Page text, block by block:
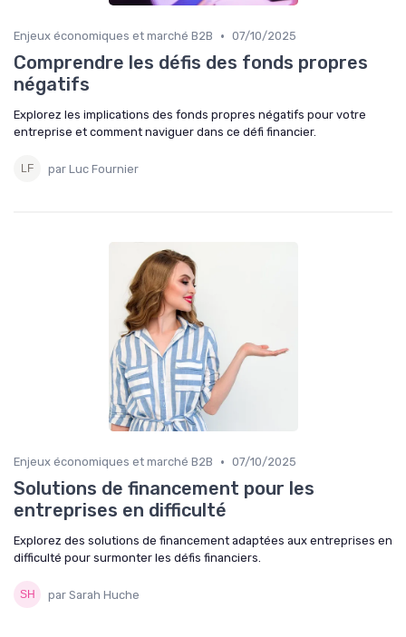
Enjeux économiques et marché B2B • 07/10/2025
Comprendre les défis des fonds propres
négatifs
Explorez les implications des fonds propres négatifs pour votre
entreprise et comment naviguer dans ce défi financier.
par Luc Fournier
Enjeux économiques et marché B2B • 07/10/2025
Solutions de financement pour les
entreprises en difficulté
Explorez des solutions de financement adaptées aux entreprises en
difficulté pour surmonter les défis financiers.
par Sarah Huche